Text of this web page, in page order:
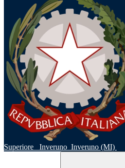
Superiore
Inveruno Inveruno (MI)